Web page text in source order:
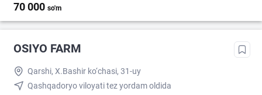
70 000 so'm
OSIYO FARM
Qarshi, X.Bashir ko‘chasi, 31-uy
Qashqadoryo viloyati tez yordam oldida